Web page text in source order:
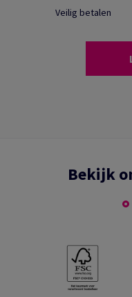
Veilig betalen
Bekijk